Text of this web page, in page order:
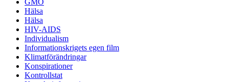
Hälsa
Hälsa
HIV-AIDS
Individualism
Informationskrigets egen film
Klimatförändringar
Konspirationer
Kontrollstat